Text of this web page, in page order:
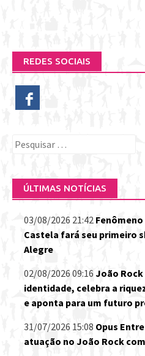
REDES SOCIAIS
Pesquisar
ÚLTIMAS NOTÍCIAS
03/08/2026 21:42
Castela fará seu primeiro
Alegre
02/08/2026 09:16 João
identidade, celebra a
e aponta para um futuro
31/07/2026 15:08 Opus
atuação no João Rock